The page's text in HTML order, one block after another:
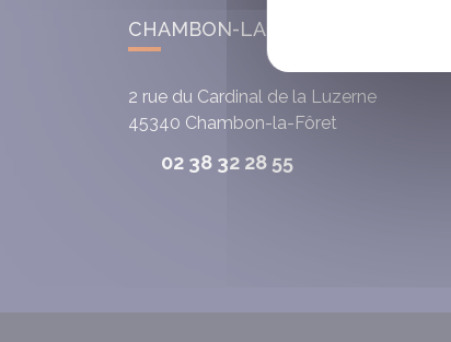
CHAMBON-LA-FÔRET
2 rue du Cardinal de la Luzerne
45340 Chambon-la-Fôret
02 38 32 28 55